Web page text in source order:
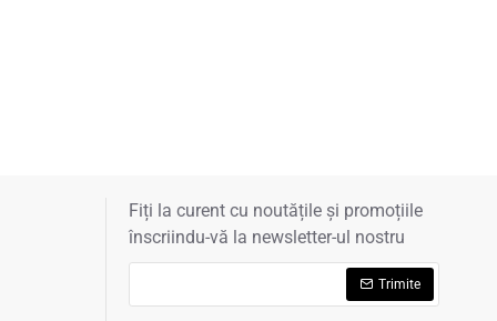
Fiți la curent cu noutățile și promoțiile
înscriindu-vă la newsletter-ul nostru
Trimite